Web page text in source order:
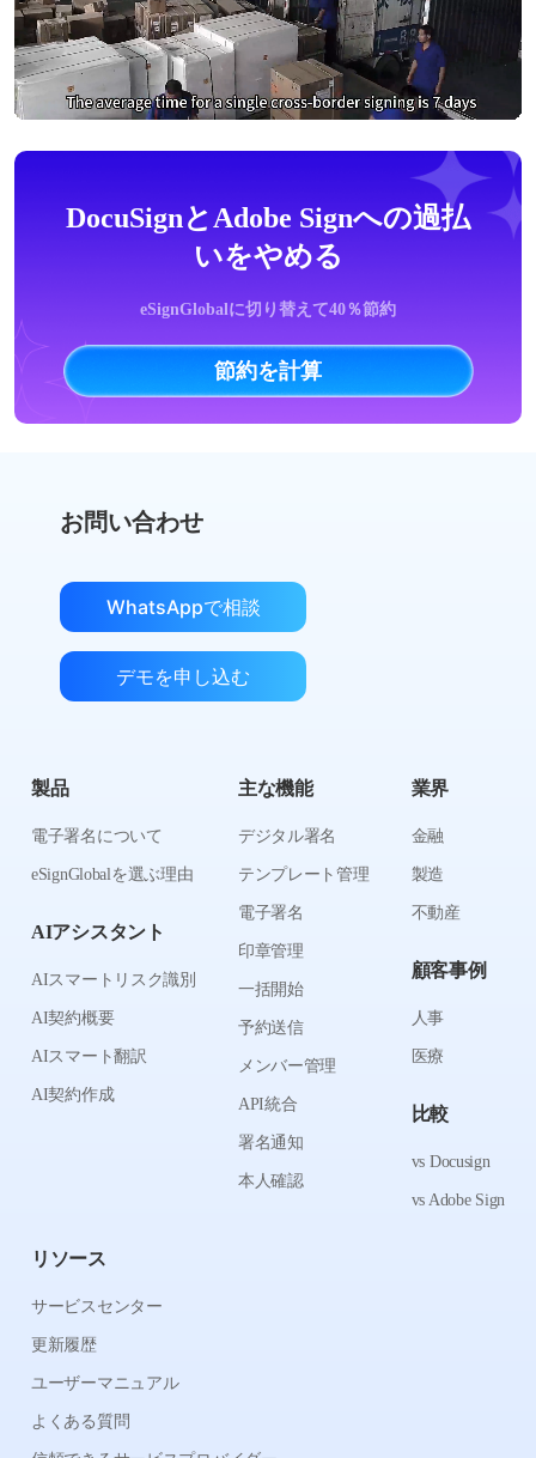
DocuSignとAdobe Signへの過払
いをやめる
eSignGlobalに切り替えて40％節約
節約を計算
お問い合わせ
WhatsAppで相談
デモを申し込む
製品
電子署名について
eSignGlobalを選ぶ理由
AIアシスタント
AIスマートリスク識別
AI契約概要
AIスマート翻訳
AI契約作成
主な機能
デジタル署名
テンプレート管理
電子署名
印章管理
一括開始
予約送信
メンバー管理
API統合
署名通知
本人確認
業界
金融
製造
不動産
顧客事例
人事
医療
比較
vs Docusign
vs Adobe Sign
リソース
サービスセンター
更新履歴
ユーザーマニュアル
よくある質問